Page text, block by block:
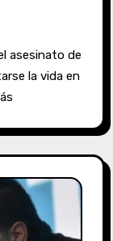
la vida en